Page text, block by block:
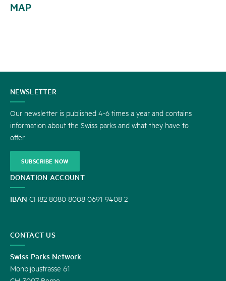
MAP
CONTACT
US
NEWSLETTER
Our newsletter is published 4-6 times a year and contains
information about the Swiss parks and what they have to
offer.
SUBSCRIBE NOW
DONATION ACCOUNT
IBAN CH82 8080 8008 0691 9408 2
CONTACT US
Swiss Parks Network
Monbijoustrasse 61